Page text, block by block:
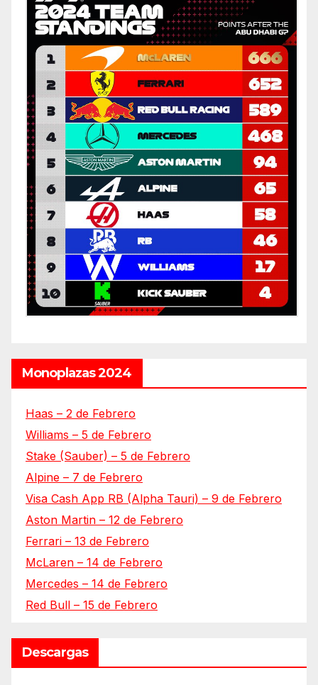
Monoplazas 2024
Haas – 2 de Febrero
Williams – 5 de Febrero
Stake (Sauber) – 5 de Febrero
Alpine – 7 de Febrero
Visa Cash App RB (Alpha Tauri) – 9 de Febrero
Aston Martin – 12 de Febrero
Ferrari – 13 de Febrero
McLaren – 14 de Febrero
Mercedes – 14 de Febrero
Red Bull – 15 de Febrero
Descargas